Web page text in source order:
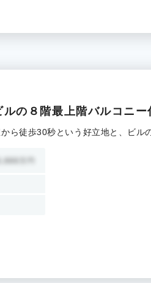
の８階最上階バルコニー
ら徒歩30秒という好立地と、ビル